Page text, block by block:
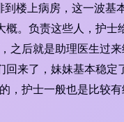
楼上病房，这一波基
。负责这些人，护士
之后就是助理医生过
来了，妹妹基本稳定
，护士一般也是比较